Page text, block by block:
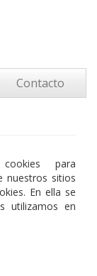
Contacto
para
nuestros sitios
En ella se
utilizamos en